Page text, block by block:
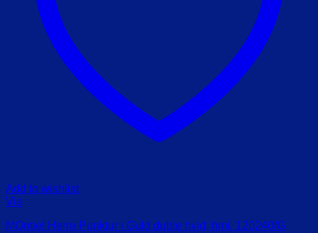
Add to wishlist
Vis
MOntiel Herre Punktur i Guld duble hvid, hmi. 120240/G